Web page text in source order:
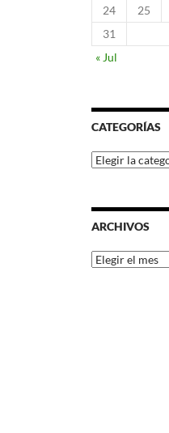
24
25
31
« Jul
CATEGORÍAS
Categorías
ARCHIVOS
Archivos